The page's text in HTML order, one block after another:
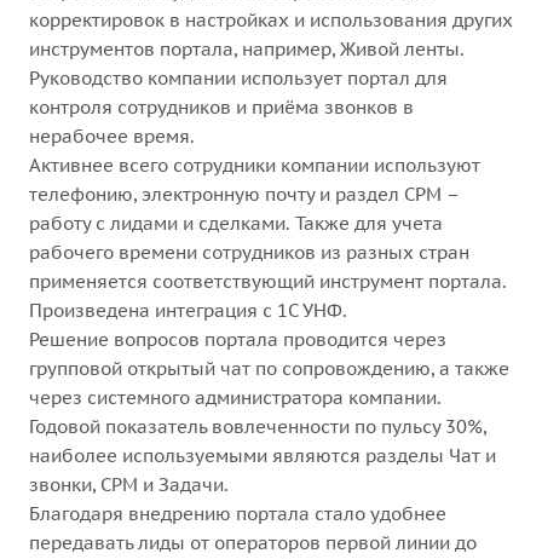
корректировок в настройках и использования других
инструментов портала, например, Живой ленты.
Руководство компании использует портал для
контроля сотрудников и приёма звонков в
нерабочее время.
Активнее всего сотрудники компании используют
телефонию, электронную почту и раздел CРM –
работу с лидами и сделками. Также для учета
рабочего времени сотрудников из разных стран
применяется соответствующий инструмент портала.
Произведена интеграция с 1С УНФ.
Решение вопросов портала проводится через
групповой открытый чат по сопровождению, а также
через системного администратора компании.
Годовой показатель вовлеченности по пульсу 30%,
наиболее используемыми являются разделы Чат и
звонки, CРM и Задачи.
Благодаря внедрению портала стало удобнее
передавать лиды от операторов первой линии до